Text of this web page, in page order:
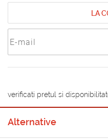
LA
verificati pretul si
Alternative